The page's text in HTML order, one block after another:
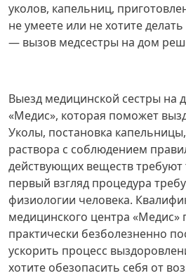
уколов, капельниц,
не умеете или не хотите
— вызов медсестры на дом
Выезд медицинской сестры на
«Медис», которая поможет
Уколы, постановка
раствора с соблюдением
действующих веществ требуют
первый взгляд процедура
физиологии человека.
медицинского центра «Медис»
практически безболезненно
ускорить процесс
хотите обезопасить себя от